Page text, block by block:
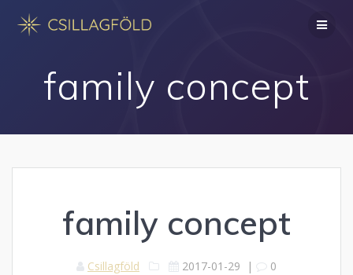
family concept
family concept
Csillagföld 2017-01-29 | 0